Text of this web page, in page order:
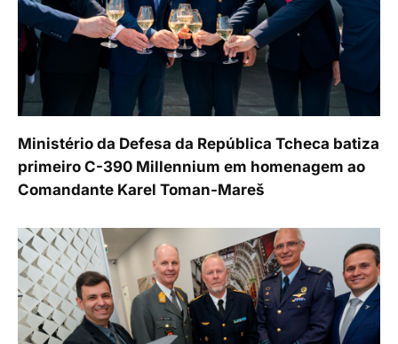
Ministério da Defesa da República Tcheca batiza
primeiro C-390 Millennium em homenagem ao
Comandante Karel Toman-Mareš